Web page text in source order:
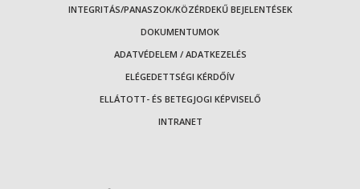
INTEGRITÁS/PANASZOK/KÖZÉRDEKŰ BEJELENTÉSEK
DOKUMENTUMOK
ADATVÉDELEM / ADATKEZELÉS
ELÉGEDETTSÉGI KÉRDŐÍV
ELLÁTOTT- ÉS BETEGJOGI KÉPVISELŐ
INTRANET